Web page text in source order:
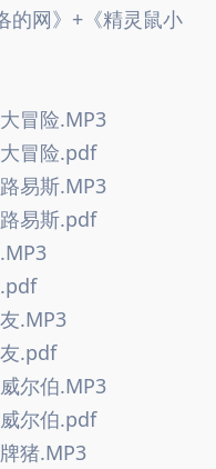
的网》+《精灵鼠小
冒险.MP3
冒险.pdf
易斯.MP3
易斯.pdf
.MP3
.pdf
尔伯.MP3
尔伯.pdf
猪.MP3